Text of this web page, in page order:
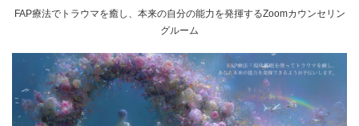
FAP療法でトラウマを癒し、本来の自分の能力を発揮するZoomカウンセリン
グルーム